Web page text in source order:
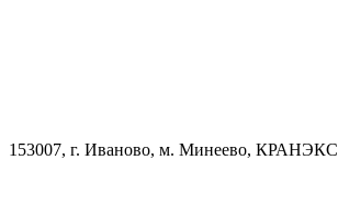
153007, г. Иваново, м. Минеево, КРАНЭКС